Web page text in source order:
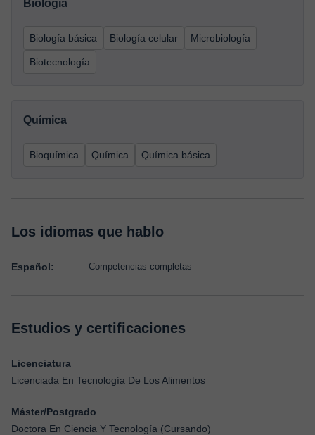
Biología
Biología básica Biología celular Microbiología
Biotecnología
Química
Bioquímica Química Química básica
Los idiomas que hablo
Español: Competencias completas
Estudios y certificaciones
Licenciatura
Licenciada En Tecnología De Los Alimentos
Máster/Postgrado
Doctora En Ciencia Y Tecnología (Cursando)